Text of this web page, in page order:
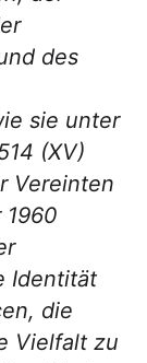
des
sie unter
(XV)
Vereinten
1960
Identität
die
Vielfalt zu